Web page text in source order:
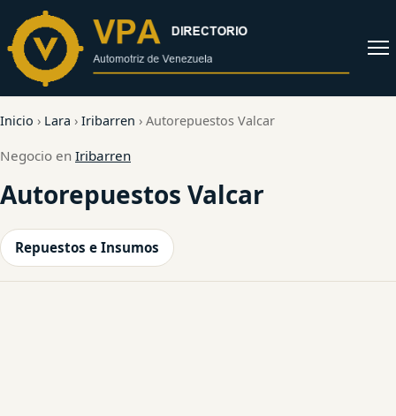
contenido
Abrir
Inicio › Lara › Iribarren › Autorepuestos Valcar
Negocio en Iribarren
Autorepuestos Valcar
Repuestos e Insumos